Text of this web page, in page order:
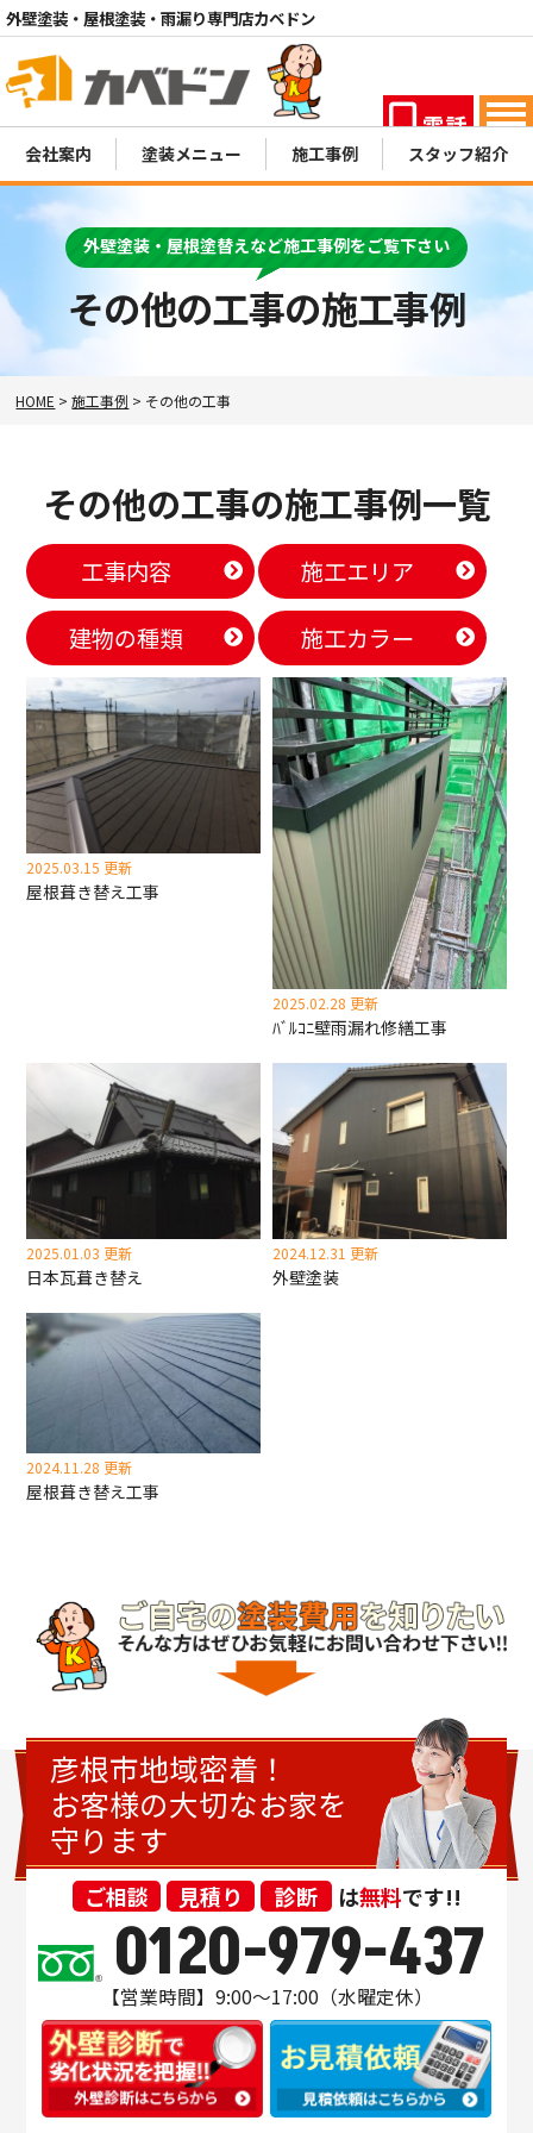
外壁塗装・屋根塗装・雨漏り専門店カベドン
電話
会社案内 塗装メニュー 施工事例 スタッフ紹介
その他の工事の施工事例
外壁塗装・屋根塗替えなど施工事例をご覧下さい
HOME >施工事例 > その他の工事
その他の工事の施工事例一覧
工事内容
施工エリア
建物の種類
施工カラー
2025.03.15 更新
屋根葺き替え工事
2025.02.28 更新
ﾊﾞﾙｺﾆ壁雨漏れ修繕工事
2025.01.03 更新
日本瓦葺き替え
2024.12.31 更新
外壁塗装
2024.11.28 更新
屋根葺き替え工事
彦根市地域密着！
お客様の大切なお家を
守ります
ご相談 見積り 診断 は無料です!!
0120-979-437
【営業時間】9:00～17:00（水曜定休）